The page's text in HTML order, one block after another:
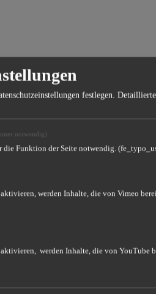
festlegen.
notwendig)
die Funktion der Seite notwendig.
werden Inhalte, die von Vimeo
werden Inhalte, die von YouTube